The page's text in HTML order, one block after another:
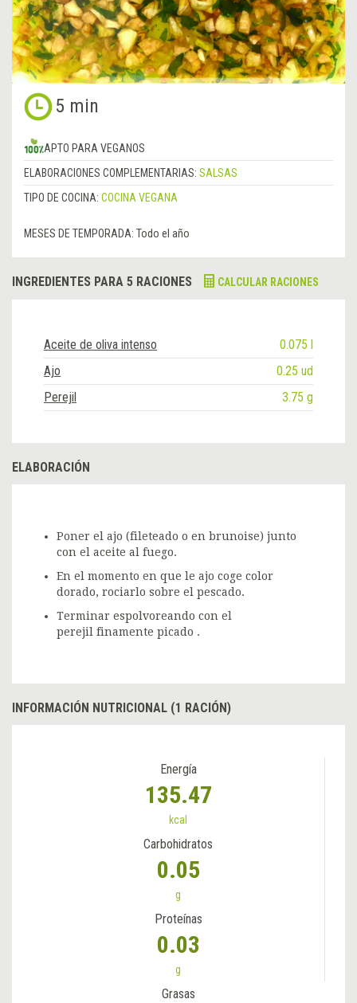
5 min
APTO PARA VEGANOS
ELABORACIONES COMPLEMENTARIAS: SALSAS
TIPO DE COCINA: COCINA VEGANA
MESES DE TEMPORADA: Todo el año
INGREDIENTES PARA 5 RACIONES CALCULAR RACIONES
Aceite de oliva intenso
0.075 l
Ajo
0.25 ud
Perejil
3.75 g
ELABORACIÓN
Poner el ajo (fileteado o en brunoise) junto
con el aceite al fuego.
En el momento en que le ajo coge color
dorado, rociarlo sobre el pescado.
Terminar espolvoreando con el
perejil finamente picado .
INFORMACIÓN NUTRICIONAL (1 RACIÓN)
Energía
135.47
kcal
Carbohidratos
0.05
g
Proteínas
0.03
g
Grasas